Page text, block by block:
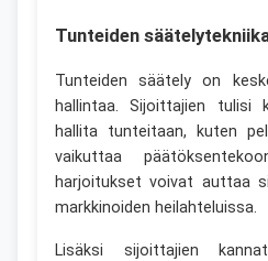
Tunteiden
Tunteiden säätely on
hallintaa. Sijoittajien tulisi
hallita tunteitaan, kuten
vaikuttaa
harjoitukset voivat auttaa
markkinoiden heilahteluissa.
Lisäksi sijoittajien